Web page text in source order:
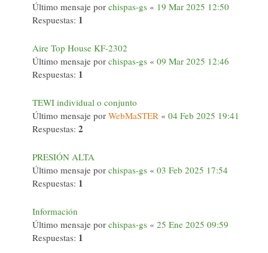
Último mensaje por chispas-gs « 19 Mar 2025 12:50
Respuestas: 1
Aire Top House KF-2302
Último mensaje por chispas-gs « 09 Mar 2025 12:46
Respuestas: 1
TEWI individual o conjunto
Último mensaje por WebMaSTER « 04 Feb 2025 19:41
Respuestas: 2
PRESIÓN ALTA
Último mensaje por chispas-gs « 03 Feb 2025 17:54
Respuestas: 1
Información
Último mensaje por chispas-gs « 25 Ene 2025 09:59
Respuestas: 1